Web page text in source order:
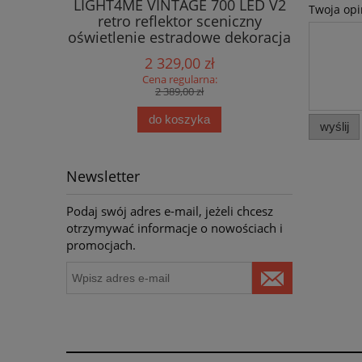
LIGHT4ME VINTAGE 700 LED V2
retro reflektor sceniczny
oświetlenie estradowe dekoracja
światłem efekt tła ring 7x60 WW
COB + 322x0,3W RGB SMD5050
2 329,00 zł
Cena regularna:
2 389,00 zł
do koszyka
dymu
Newsletter
Podaj swój adres e-mail, jeżeli chcesz
otrzymywać informacje o nowościach i
promocjach.
Twoja
wyślij